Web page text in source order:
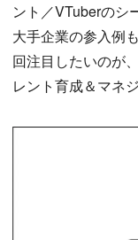
ント／VTuberのシ
大手企業の参入例
回注目したいのが
レント育成＆マネ